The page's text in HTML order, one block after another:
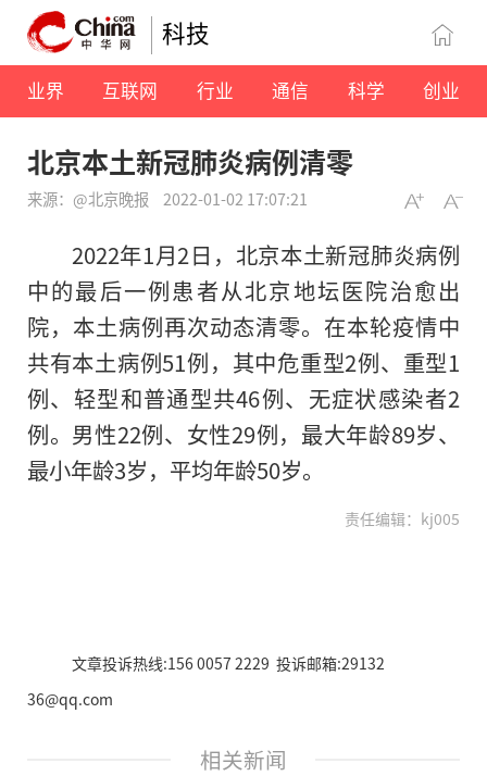
科技
业界 互联网 行业 通信 科学 创业
北京本土新冠肺炎病例清零
来源：@北京晚报 2022-01-02 17:07:21
2022年1月2日，北京本土新冠肺炎病例
中的最后一例患者从北京地坛医院治愈出
院，本土病例再次动态清零。在本轮疫情中
共有本土病例51例，其中危重型2例、重型1
例、轻型和普通型共46例、无症状感染者2
例。男性22例、女性29例，最大年龄89岁、
最小年龄3岁，平均年龄50岁。
责任编辑：kj005
文章投诉热线:156 0057 2229 投诉邮箱:29132
36@qq.com
相关新闻